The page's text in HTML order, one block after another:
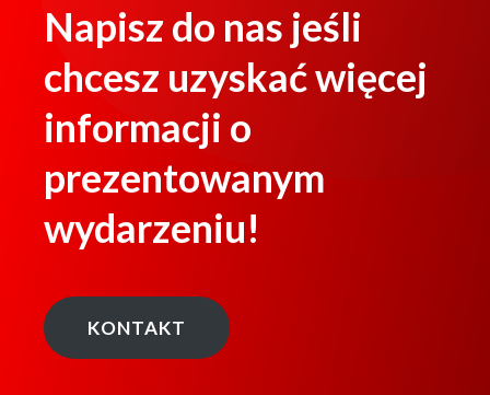
Napisz do nas jeśli
chcesz uzyskać więcej
informacji o
prezentowanym
wydarzeniu!
KONTAKT